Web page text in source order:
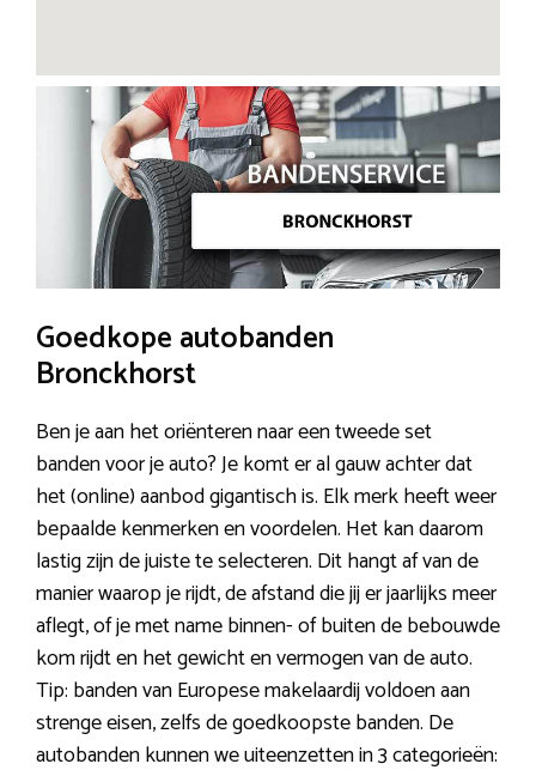
Goedkope autobanden
Bronckhorst
Ben je aan het oriënteren naar een tweede set
banden voor je auto? Je komt er al gauw achter dat
het (online) aanbod gigantisch is. Elk merk heeft weer
bepaalde kenmerken en voordelen. Het kan daarom
lastig zijn de juiste te selecteren. Dit hangt af van de
manier waarop je rijdt, de afstand die jij er jaarlijks meer
aflegt, of je met name binnen- of buiten de bebouwde
kom rijdt en het gewicht en vermogen van de auto.
Tip: banden van Europese makelaardij voldoen aan
strenge eisen, zelfs de goedkoopste banden. De
autobanden kunnen we uiteenzetten in 3 categorieën: